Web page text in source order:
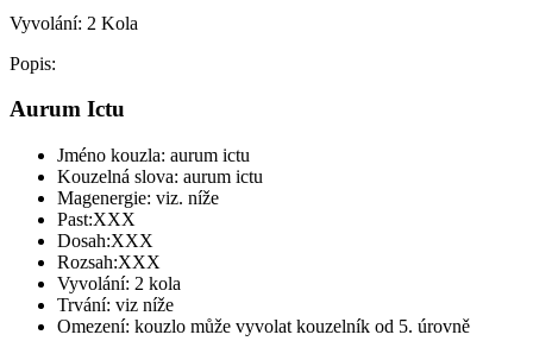
Vyvolání: 2 Kola
Popis:
Aurum Ictu
Jméno kouzla: aurum ictu
Kouzelná slova: aurum ictu
Magenergie: viz. níže
Past:XXX
Dosah:XXX
Rozsah:XXX
Vyvolání: 2 kola
Trvání: viz níže
Omezení: kouzlo může vyvolat kouzelník od 5. úrovně